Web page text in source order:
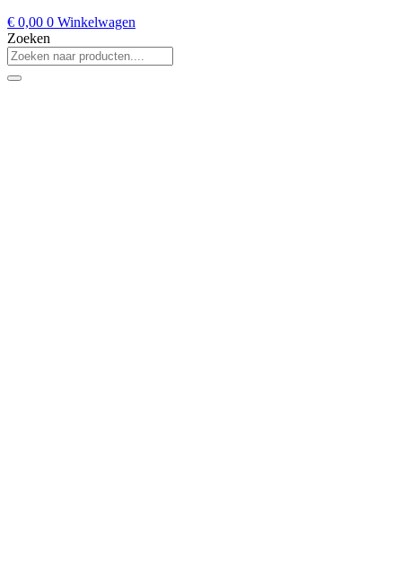
€ 0,00 0 Winkelwagen
Zoeken